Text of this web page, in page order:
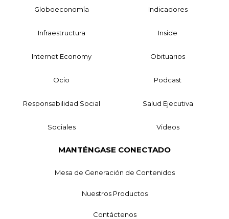
Globoeconomía Indicadores
Infraestructura Inside
Internet Economy Obituarios
Ocio Podcast
Responsabilidad Social Salud Ejecutiva
Sociales Videos
MANTÉNGASE CONECTADO
Mesa de Generación de Contenidos
Nuestros Productos
Contáctenos